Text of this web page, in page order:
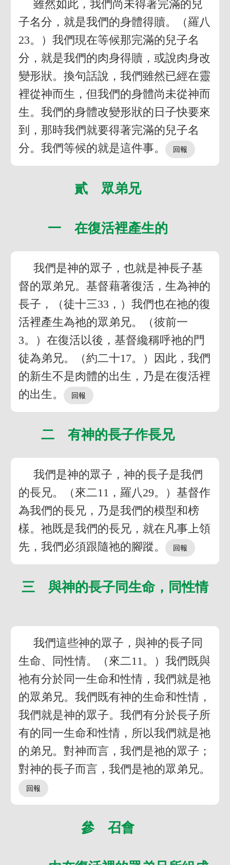
雖然如此，我們尚未得著完滿的兒
子名分，就是我們的身體得贖。（羅八
23。）我們現在等候那完滿的兒子名
分，就是我們的肉身得贖，或說肉身改
變形狀。換句話說，我們雖然已經在靈
裡從神而生，但我們的身體尚未從神而
生。我們的身體改變形狀的日子快要來
到，那時我們就要得著完滿的兒子名
分。我們等候的就是這件事。
貳 眾弟兄
一 在復活裡產生的
我們是神的眾子，也就是神長子基
督的眾弟兄。基督藉著復活，生為神的
長子，（徒十三33，）我們也在祂的復
活裡產生為祂的眾弟兄。（彼前一
3。）在復活以後，基督纔稱呼祂的門
徒為弟兄。（約二十17。）因此，我們
的新生不是肉體的出生，乃是在復活裡
的出生。
二 有神的長子作長兄
我們是神的眾子，神的長子是我們
的長兄。（來二11，羅八29。）基督作
為我們的長兄，乃是我們的模型和榜
樣。祂既是我們的長兄，就在凡事上領
先，我們必須跟隨祂的腳蹤。
三 與神的長子同生命，同性情
我們這些神的眾子，與神的長子同
生命、同性情。（來二11。）我們既與
祂有分於同一生命和性情，我們就是祂
的眾弟兄。我們既有神的生命和性情，
我們就是神的眾子。我們有分於長子所
有的同一生命和性情，所以我們就是祂
的弟兄。對神而言，我們是祂的眾子；
對神的長子而言，我們是祂的眾弟兄。
參 召會